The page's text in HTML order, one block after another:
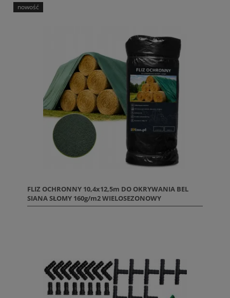
FLIZ OCHRONNY 10,4x12,5m DO OKRYWANIA BEL
SIANA SŁOMY 160g/m2 WIELOSEZONOWY
nowość